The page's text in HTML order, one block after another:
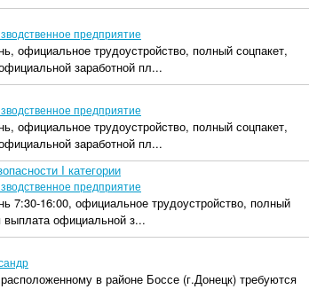
предприятие
официальное трудоустройство, полный соцпакет,
заработной пл...
предприятие
официальное трудоустройство, полный соцпакет,
заработной пл...
I категории
предприятие
7:30-16:00, официальное трудоустройство, полный
выплата официальной з...
в районе Боссе (г.Донецк) требуются